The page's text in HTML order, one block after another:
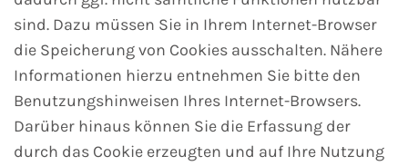
sind. Dazu müssen Sie in Ihrem Internet-Browser
die Speicherung von Cookies ausschalten. Nähere
Informationen hierzu entnehmen Sie bitte den
Benutzungshinweisen Ihres Internet-Browsers.
Darüber hinaus können Sie die Erfassung der
durch das Cookie erzeugten und auf Ihre Nutzung